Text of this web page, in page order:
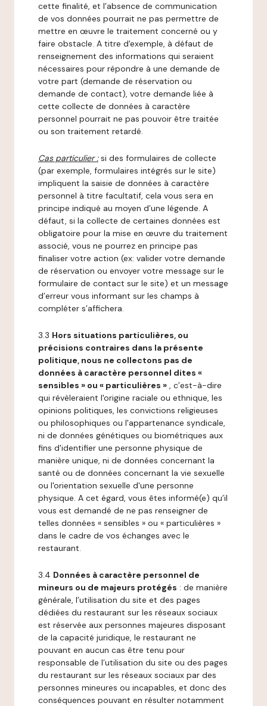
cette finalité, et l’absence de communication
de vos données pourrait ne pas permettre de
mettre en œuvre le traitement concerné ou y
faire obstacle. A titre d'exemple, à défaut de
renseignement des informations qui seraient
nécessaires pour répondre à une demande de
votre part (demande de réservation ou
demande de contact), votre demande liée à
cette collecte de données à caractère
personnel pourrait ne pas pouvoir être traitée
ou son traitement retardé.
Cas particulier : si des formulaires de collecte
(par exemple, formulaires intégrés sur le site)
impliquent la saisie de données à caractère
personnel à titre facultatif, cela vous sera en
principe indiqué au moyen d’une légende. A
défaut, si la collecte de certaines données est
obligatoire pour la mise en œuvre du traitement
associé, vous ne pourrez en principe pas
finaliser votre action (ex: valider votre demande
de réservation ou envoyer votre message sur le
formulaire de contact sur le site) et un message
d’erreur vous informant sur les champs à
compléter s’affichera.
3.3 Hors situations particulières, ou
précisions contraires dans la présente
politique, nous ne collectons pas de
données à caractère personnel dites «
sensibles » ou « particulières » , c’est-à-dire
qui révèleraient l'origine raciale ou ethnique, les
opinions politiques, les convictions religieuses
ou philosophiques ou l'appartenance syndicale,
ni de données génétiques ou biométriques aux
fins d'identifier une personne physique de
manière unique, ni de données concernant la
santé ou de données concernant la vie sexuelle
ou l'orientation sexuelle d'une personne
physique. A cet égard, vous êtes informé(e) qu’il
vous est demandé de ne pas renseigner de
telles données « sensibles » ou « particulières »
dans le cadre de vos échanges avec le
restaurant.
3.4 Données à caractère personnel de
mineurs ou de majeurs protégés : de manière
générale, l’utilisation du site et des pages
dédiées du restaurant sur les réseaux sociaux
est réservée aux personnes majeures disposant
de la capacité juridique, le restaurant ne
pouvant en aucun cas être tenu pour
responsable de l’utilisation du site ou des pages
du restaurant sur les réseaux sociaux par des
personnes mineures ou incapables, et donc des
conséquences pouvant en résulter notamment